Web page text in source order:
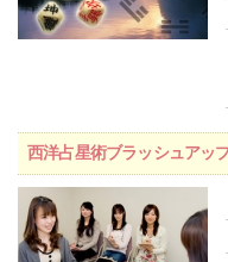
西洋占星術ブラッシュアッ